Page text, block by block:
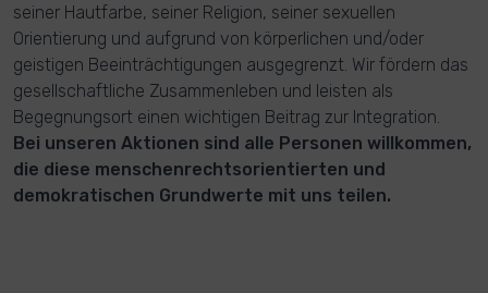
seiner Hautfarbe, seiner Religion, seiner sexuellen
Orientierung und aufgrund von körperlichen und/oder
geistigen Beeinträchtigungen ausgegrenzt. Wir fördern das
gesellschaftliche Zusammenleben und leisten als
Begegnungsort einen wichtigen Beitrag zur Integration.
Bei unseren Aktionen sind alle Personen willkommen,
die diese menschenrechtsorientierten und
demokratischen Grundwerte mit uns teilen.